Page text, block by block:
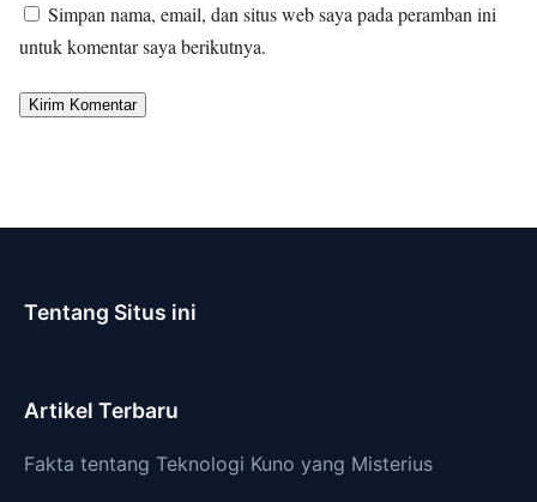
Simpan nama, email, dan situs web saya pada peramban ini
untuk komentar saya berikutnya.
Tentang Situs ini
Artikel Terbaru
Fakta tentang Teknologi Kuno yang Misterius